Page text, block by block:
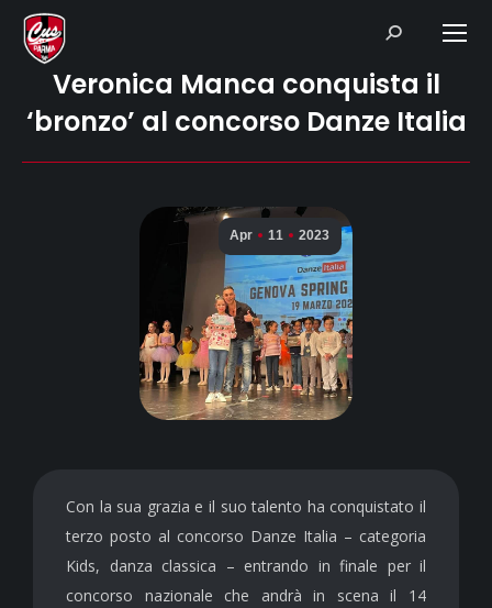
Search:
Veronica Manca conquista il
‘bronzo’ al concorso Danze Italia
Apr 11 2023
Con la sua grazia e il suo talento ha conquistato il
terzo posto al concorso Danze Italia – categoria
Kids, danza classica – entrando in finale per il
concorso nazionale che andrà in scena il 14